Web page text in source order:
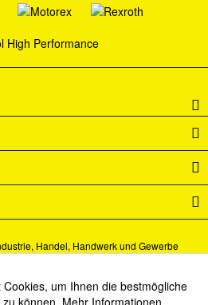
Handel, Handwerk und Gewerbe
Mehrwertsteuer undVersandkostenund ggf.
Aktiv
um Ihnen die bestmögliche
können. Mehr Informationen